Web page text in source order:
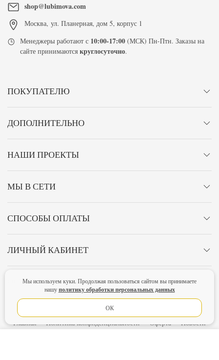
shop@lubimova.com
Москва, ул. Планерная, дом 5, корпус 1
Менеджеры работают с 10:00-17:00 (МСК) Пн-Птн. Заказы на
сайте принимаютсякруглосуточно.
ПОКУПАТЕЛЮ
ДОПОЛНИТЕЛЬНО
НАШИ ПРОЕКТЫ
МЫ В СЕТИ
СПОСОБЫ ОПЛАТЫ
ЛИЧНЫЙ КАБИНЕТ
ОСТАВАЙТЕСЬ НА СВЯЗИ!
Главная Политика конфиденциальности Оферта Новости
Мы используем куки. Продолжая пользоваться сайтом вы принимаете
нашуполитику обработки персональных данных
ОК